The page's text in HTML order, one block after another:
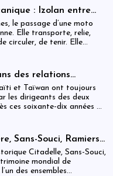
: Izolan entre
motocyclettes en Haïti
le passage d’une moto
Elle transporte, relie,
circuler, de tenir. Elle
des relations
: entre dépendance
et Taïwan ont toujours
les dirigeants des deux
ces soixante-dix années de
durable sur lesquels
Sans-Souci, Ramiers :
d’un patrimoine
structurelle
Citadelle, Sans-Souci,
mondial de
des ensembles